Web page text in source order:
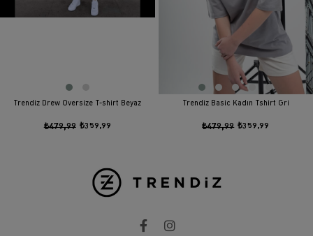
Trendiz Drew Oversize T-shirt Beyaz
₺359,99
₺479,99
Trendiz Basic Kadın Tshirt Gri
₺359,99
₺479,99